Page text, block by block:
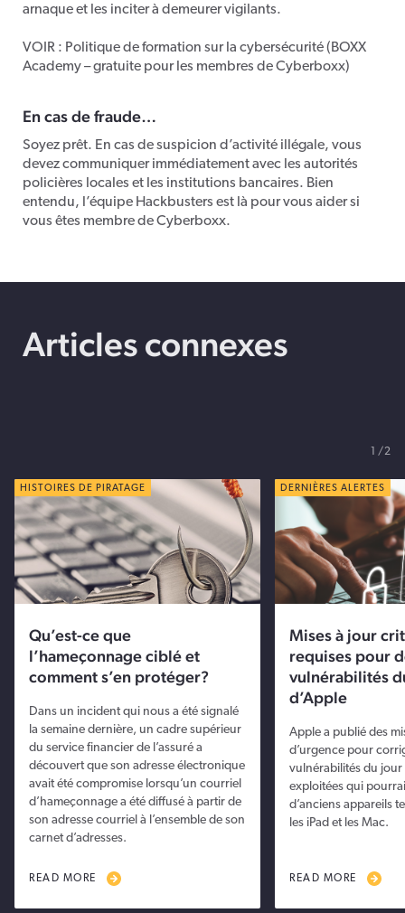
arnaque et les inciter à demeurer vigilants.
VOIR : Politique de formation sur la cybersécurité (BOXX
Academy – gratuite pour les membres de Cyberboxx)
En cas de fraude…
Soyez prêt. En cas de suspicion d’activité illégale, vous
devez communiquer immédiatement avec les autorités
policières locales et les institutions bancaires. Bien
entendu, l’équipe Hackbusters est là pour vous aider si
vous êtes membre de Cyberboxx.
Articles connexes
HISTOIRES DE PIRATAGE
Qu’est-ce que
l’hameçonnage ciblé et
comment s’en protéger?
Dans un incident qui nous a été signalé
la semaine dernière, un cadre supérieur
du service financier de l’assuré a
découvert que son adresse électronique
avait été compromise lorsqu’un courriel
d’hameçonnage a été diffusé à partir de
son adresse courriel à l’ensemble de son
carnet d’adresses.
READ MORE
DERNIÈRES ALERTES
Mises à jour
requises pour
vulnérabilités
d’Apple
Apple a publié des
d’urgence pour
vulnérabilités du jour
exploitées qui
d’anciens appareils
les iPad et les Mac.
READ MORE
2